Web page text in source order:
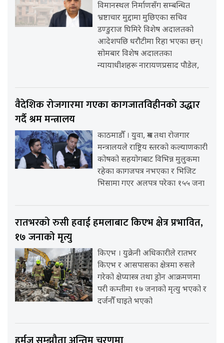
विमानस्थल निर्माणसँग सम्बन्धित
भ्रष्टाचार मुद्दामा मुछिएका सचिव
डण्डुराज घिमिरे विशेष अदालतको
आदेशपछि धरौटीमा रिहा भएका छन्।
सोमबार विशेष अदालतका
न्यायाधीशहरू नारायणप्रसाद पौडेल,
वैदेशिक रोजगारमा गएका कागजातविहीनको उद्धार
गर्दै श्रम मन्त्रालय
काठमाडौँ । युवा, श्रम तथा रोजगार
मन्त्रालयले राष्ट्रिय स्तरको कल्याणकारी
कोषको सहयोगबाट विभिन्न मुलुकमा
रहेका कागजपत्र नभएका र भिजिट
भिसामा गएर अलपत्र परेका १५५ जना
रातभरको रुसी हवाई हमलाबाट किएभ क्षेत्र प्रभावित,
१७ जनाको मृत्यु
किएभ । युक्रेनी अधिकारीले रातभर
किएभ र आसपासका क्षेत्रमा रुसले
गरेको क्षेप्यास्त्र तथा ड्रोन आक्रमणमा
परी कम्तीमा १७ जनाको मृत्यु भएको र
दर्जनौँ घाइते भएको